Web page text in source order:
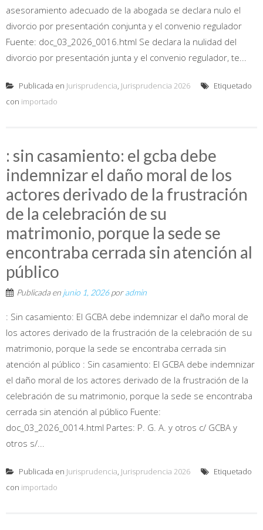
asesoramiento adecuado de la abogada se declara nulo el
divorcio por presentación conjunta y el convenio regulador
Fuente: doc_03_2026_0016.html Se declara la nulidad del
divorcio por presentación junta y el convenio regulador, te...
Publicada en Jurisprudencia, Jurisprudencia 2026
Etiquetado
con importado
: sin casamiento: el gcba debe
indemnizar el daño moral de los
actores derivado de la frustración
de la celebración de su
matrimonio, porque la sede se
encontraba cerrada sin atención al
público
Publicada en junio 1, 2026poradmin
: Sin casamiento: El GCBA debe indemnizar el daño moral de
los actores derivado de la frustración de la celebración de su
matrimonio, porque la sede se encontraba cerrada sin
atención al público : Sin casamiento: El GCBA debe indemnizar
el daño moral de los actores derivado de la frustración de la
celebración de su matrimonio, porque la sede se encontraba
cerrada sin atención al público Fuente:
doc_03_2026_0014.html Partes: P. G. A. y otros c/ GCBA y
otros s/...
Publicada en Jurisprudencia, Jurisprudencia 2026
Etiquetado
con importado